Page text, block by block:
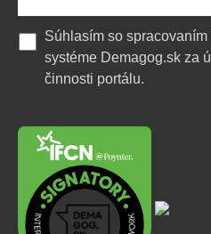
Súhlasím so spracovaním
systéme Demagog.sk za
činnosti portálu.